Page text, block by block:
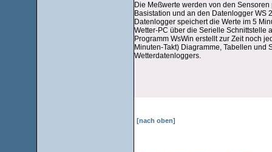
Die Meßwerte werden von den
Basistation und an den Datenlogger WS
Datenlogger speichert die Werte im 5
Wetter-PC über die Serielle Schnittstelle
Programm WsWin erstellt zur Zeit noch
Minuten-Takt) Diagramme, Tabellen und
Wetterdatenloggers.
[nach oben]